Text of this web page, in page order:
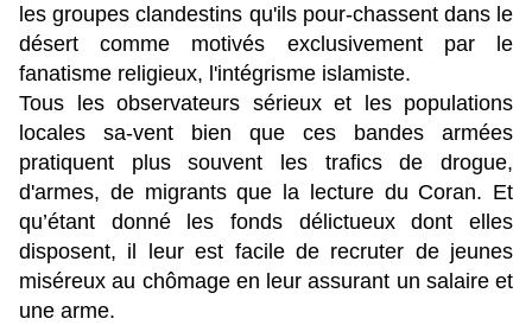
les groupes clandestins qu'ils pour-chassent dans le
désert comme motivés exclusivement par le
fanatisme religieux, l'intégrisme islamiste.
Tous les observateurs sérieux et les populations
locales sa-vent bien que ces bandes armées
pratiquent plus souvent les trafics de drogue,
d'armes, de migrants que la lecture du Coran. Et
qu’étant donné les fonds délictueuxdont elles
disposent, il leur est facile de recruter de jeunes
miséreux au chômage en leur assurant un salaire et
une arme.